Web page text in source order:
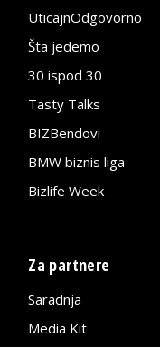
UticajnOdgovorno
Šta jedemo
30 ispod 30
Tasty Talks
BIZBendovi
BMW biznis liga
Bizlife Week
Za partnere
Saradnja
Media Kit